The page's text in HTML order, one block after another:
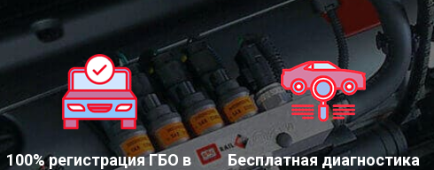
100% регистрация ГБО в
Бесплатная диагностика